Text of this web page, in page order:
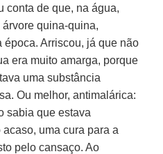
conta de que, na água,
quina-quina,
Arriscou, já que não
era muito amarga, porque
uma substância
Ou melhor, antimalárica:
sabia que estava
uma cura para a
pelo cansaço. Ao